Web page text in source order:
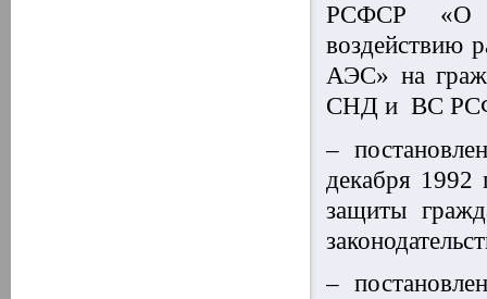
РСФСР «О
воздействию
АЭС» на
СНД и ВС
–
декабря
защиты
–